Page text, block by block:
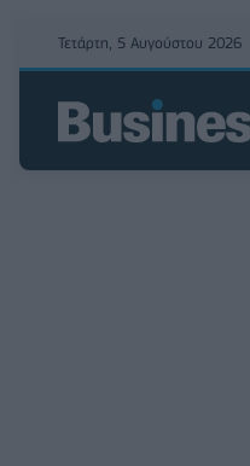
Τετάρτη, 5 Αυγούστου 2026